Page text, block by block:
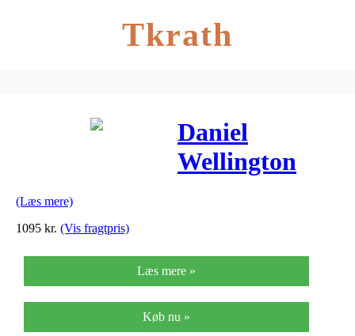
Tkrath
Daniel
Wellington
Ur til Dame
ADW00100274
(Læs mere)
1095 kr. (Vis fragtpris)
Læs mere »
Køb nu »